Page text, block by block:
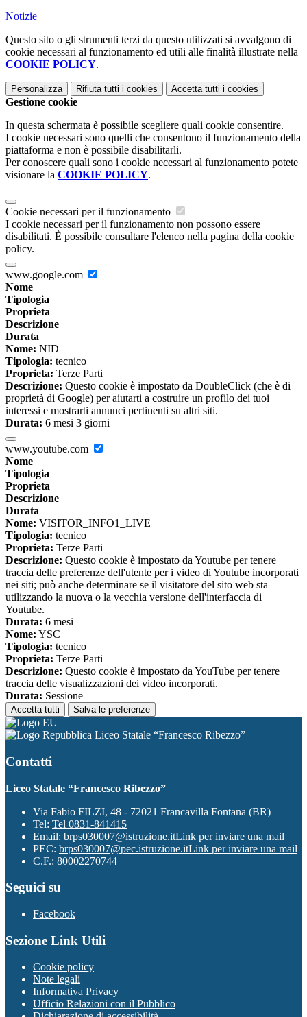
Notizie
Questo sito o gli strumenti terzi da questo utilizzati si avvalgono di
cookie necessari al funzionamento ed utili alle finalità illustrate nella
COOKIE POLICY.
Personalizza Rifiuta tutti i cookies Accetta tutti i cookies
Gestione cookie
In questa schermata è possibile scegliere quali cookie consentire.
I cookie necessari sono quelli che consentono il funzionamento della
piattaforma e non è possibile disabilitarli.
Per conoscere quali sono i cookie necessari al funzionamento potete
visionare la COOKIE POLICY.
Cookie necessari per il funzionamento
I cookie necessari per il funzionamento non possono essere
disabilitati. È possibile consultare l'elenco nella pagina della cookie
policy.
www.google.com
Nome
Tipologia
Proprieta
Descrizione
Durata
Nome: NID
Tipologia: tecnico
Proprieta: Terze Parti
Descrizione: Questo cookie è impostato da DoubleClick (che è di
proprietà di Google) per aiutarti a costruire un profilo dei tuoi
interessi e mostrarti annunci pertinenti su altri siti.
Durata: 6 mesi 3 giorni
www.youtube.com
Nome
Tipologia
Proprieta
Descrizione
Durata
Nome: VISITOR_INFO1_LIVE
Tipologia: tecnico
Proprieta: Terze Parti
Descrizione: Questo cookie è impostato da Youtube per tenere
traccia delle preferenze dell'utente per i video di Youtube incorporati
nei siti; può anche determinare se il visitatore del sito web sta
utilizzando la nuova o la vecchia versione dell'interfaccia di
Youtube.
Durata: 6 mesi
Nome: YSC
Tipologia: tecnico
Proprieta: Terze Parti
Descrizione: Questo cookie è impostato da YouTube per tenere
traccia delle visualizzazioni dei video incorporati.
Durata: Sessione
Accetta tutti Salva le preferenze
Liceo Statale “Francesco Ribezzo”
Contatti
Liceo Statale “Francesco Ribezzo”
Via Fabio FILZI, 48 - 72021 Francavilla Fontana (BR)
Tel: Tel 0831-841415
Email: brps030007@istruzione.itLink per inviare una mail
PEC: brps030007@pec.istruzione.itLink per inviare una mail
C.F.: 80002270744
Seguici su
Facebook
Sezione Link Utili
Cookie policy
Note legali
Informativa Privacy
Ufficio Relazioni con il Pubblico